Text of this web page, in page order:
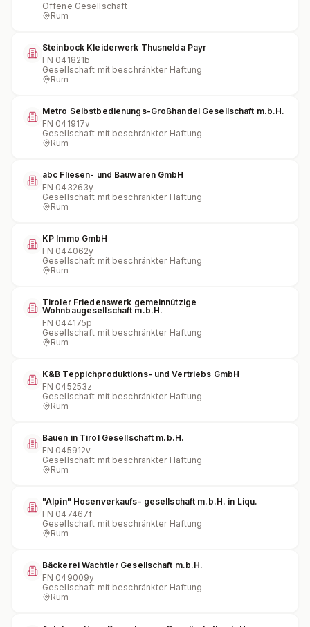
Offene Gesellschaft
Rum
Steinbock Kleiderwerk Thusnelda Payr
FN 041821b
Gesellschaft mit beschränkter Haftung
Rum
Metro Selbstbedienungs-Großhandel Gesellschaft m.b.H.
FN 041917v
Gesellschaft mit beschränkter Haftung
Rum
abc Fliesen- und Bauwaren GmbH
FN 043263y
Gesellschaft mit beschränkter Haftung
Rum
KP Immo GmbH
FN 044062y
Gesellschaft mit beschränkter Haftung
Rum
Tiroler Friedenswerk gemeinnützige
Wohnbaugesellschaft m.b.H.
FN 044175p
Gesellschaft mit beschränkter Haftung
Rum
K&B Teppichproduktions- und Vertriebs GmbH
FN 045253z
Gesellschaft mit beschränkter Haftung
Rum
Bauen in Tirol Gesellschaft m.b.H.
FN 045912v
Gesellschaft mit beschränkter Haftung
Rum
"Alpin" Hosenverkaufs- gesellschaft m.b.H. in Liqu.
FN 047467f
Gesellschaft mit beschränkter Haftung
Rum
Bäckerei Wachtler Gesellschaft m.b.H.
FN 049009y
Gesellschaft mit beschränkter Haftung
Rum